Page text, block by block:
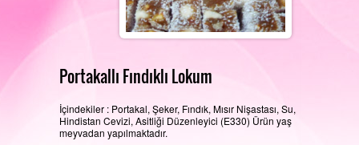
ÜRETIM ALANLARIMIZ
Portakallı Fındıklı Lokum
İçindekiler : Portakal, Şeker, Fındık, Mısır Nişastası, Su,
Hindistan Cevizi, Asitliği Düzenleyici (E330) Ürün yaş
meyvadan yapılmaktadır.